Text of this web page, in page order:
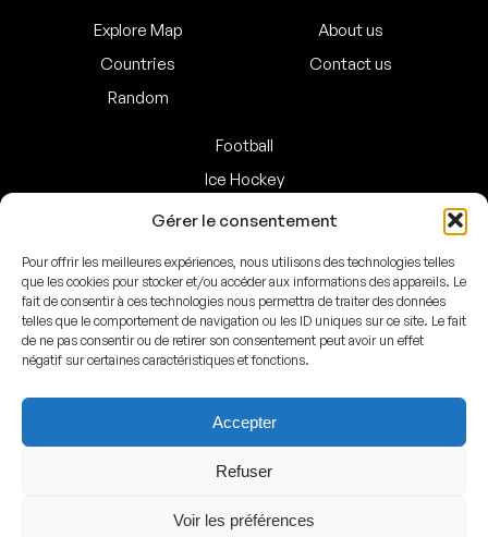
Gérer le consentement
Pour offrir les meilleures expériences, nous utilisons des technologies telles
que les cookies pour stocker et/ou accéder aux informations des appareils. Le
fait de consentir à ces technologies nous permettra de traiter des données
telles que le comportement de navigation ou les ID uniques sur ce site. Le fait
de ne pas consentir ou de retirer son consentement peut avoir un effet
négatif sur certaines caractéristiques et fonctions.
Accepter
Refuser
Voir les préférences
Explore Map
Countries
Random
About us
Contact us
Football
Ice Hockey
Basketball
Baseball
American Football
Facebook
Instagram
© ArenasMap 2020–2026
Legal–Privacy